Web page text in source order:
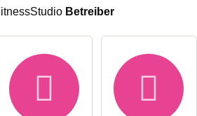
stellen. Betreiber